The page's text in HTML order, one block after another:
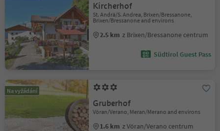
Kircherhof
St. Andrä/S. Andrea, Brixen/Bressanone,
Brixen/Bressanone and environs
2.5 km z Brixen/Bressanone centrum
Südtirol Guest Pass
Na vyžádání
Gruberhof
Vöran/Verano, Meran/Merano and environs
1.6 km z Vöran/Verano centrum